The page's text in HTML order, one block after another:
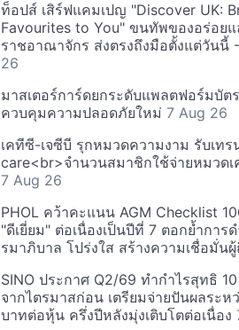
ท็อปส์ เสิร์ฟแคมเปญ "Discover UK:
Favourites to You" ขนทัพของอร่อย
ราชอาณาจักร ส่งตรงถึงมือตั้งแต่วันนี้
26
มาสเตอร์การ์ดยกระดับแพลตฟอร์มบัต
ควบคุมความปลอดภัยใหม่ 7 Aug 26
เคทีซี-เจซีบี รุกหมวดความงาม รับเทร
care<br>จำนวนสมาชิกใช้จ่ายหมวดเ
7 Aug 26
PHOL คว้าคะแนน AGM Checklist
"ดีเยี่ยม" ต่อเนื่องเป็นปีที่ 7 ตอกย้ำการ
รมาภิบาล โปร่งใส สร้างความเชื่อมั่น
SINO ประกาศ Q2/69 ทำกำไรสุทธิ
จากไตรมาสก่อน เตรียมจ่ายปันผลระห
บาทต่อหุ้น ครึ่งปีหลังมุ่งเติบโตต่อเนื่อง